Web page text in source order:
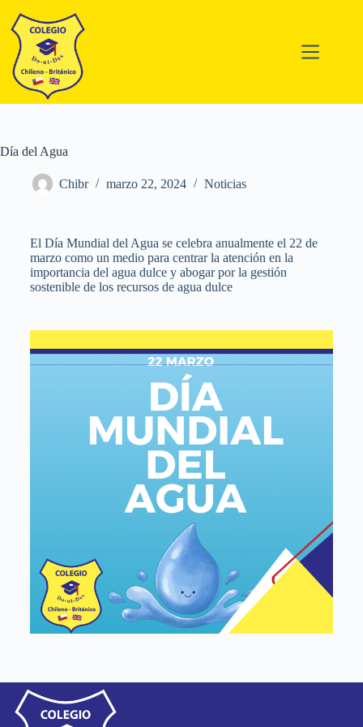
Día del Agua
Chibr marzo 22, 2024 Noticias
El Día Mundial del Agua se celebra anualmente el 22 de
marzo como un medio para centrar la atención en la
importancia del agua dulce y abogar por la gestión
sostenible de los recursos de agua dulce